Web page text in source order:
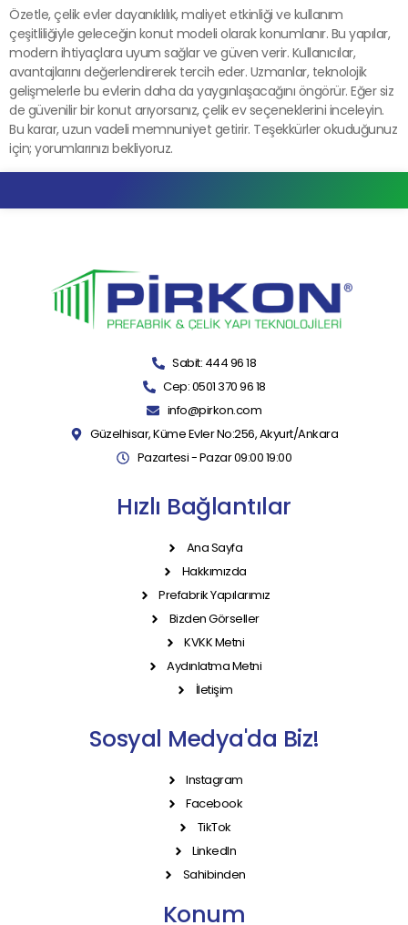
Özetle, çelik evler dayanıklılık, maliyet etkinliği ve kullanım
çeşitliliğiyle geleceğin konut modeli olarak konumlanır. Bu yapılar,
modern ihtiyaçlara uyum sağlar ve güven verir. Kullanıcılar,
avantajlarını değerlendirerek tercih eder. Uzmanlar, teknolojik
gelişmelerle bu evlerin daha da yaygınlaşacağını öngörür. Eğer siz
de güvenilir bir konut arıyorsanız, çelik ev seçeneklerini inceleyin.
Bu karar, uzun vadeli memnuniyet getirir. Teşekkürler okuduğunuz
için; yorumlarınızı bekliyoruz.
Sabit: 444 96 18
Cep: 0501 370 96 18
info@pirkon.com
Güzelhisar, Küme Evler No:256, Akyurt/Ankara
Pazartesi - Pazar 09:00 19:00
Hızlı Bağlantılar
Ana Sayfa
Hakkımızda
Prefabrik Yapılarımız
Bizden Görseller
KVKK Metni
Aydınlatma Metni
İletişim
Sosyal Medya'da Biz!
Instagram
Facebook
TikTok
LinkedIn
Sahibinden
Konum